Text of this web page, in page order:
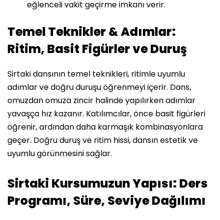
eğlenceli vakit geçirme imkanı verir.
Temel Teknikler & Adımlar:
Ritim, Basit Figürler ve Duruş
Sirtaki dansının temel teknikleri, ritimle uyumlu
adımlar ve doğru duruşu öğrenmeyi içerir. Dans,
omuzdan omuza zincir halinde yapılırken adımlar
yavaşça hız kazanır. Katılımcılar, önce basit figürleri
öğrenir, ardından daha karmaşık kombinasyonlara
geçer. Doğru duruş ve ritim hissi, dansın estetik ve
uyumlu görünmesini sağlar.
Sirtaki Kursumuzun Yapısı: Ders
Programı, Süre, Seviye Dağılımı